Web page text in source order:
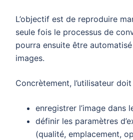
L’objectif est de reproduire
seule fois le processus de
pourra ensuite être automatisé
images.
Concrètement, l’utilisateur doit
enregistrer l’image dans
définir les paramètres
(qualité, emplacement,